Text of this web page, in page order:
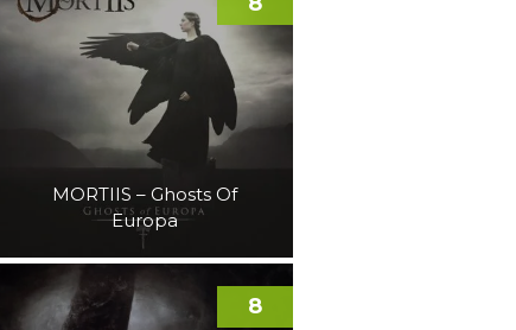
MORTIIS – Ghosts Of
Europa
8